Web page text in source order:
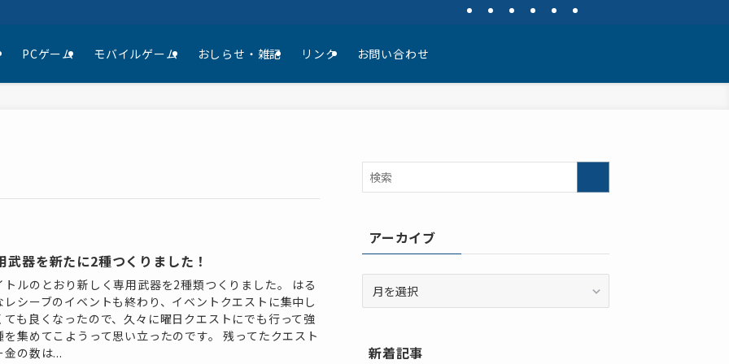
PCゲーム モバイルゲーム おしらせ・雑記 リンク お問い合わせ
武器を新たに2種つくりました！
トルのとおり新しく専用武器を2種類つくりました。 はる
レシーブのイベントも終わり、イベントクエストに集中し
ても良くなったので、久々に曜日クエストにでも行って強
を集めてこようって思い立ったのです。 残ってたクエスト
金の数は...
アーカイブ
ー
ブ
新着記事